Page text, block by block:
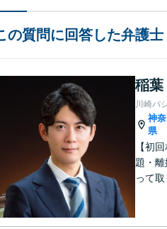
の質問に回答した弁護士
稲葉
川崎パ
神奈
県
【初
題・
って